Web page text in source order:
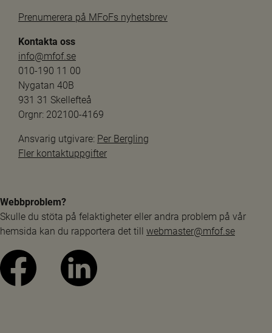
Prenumerera på MFoFs nyhetsbrev
Kontakta oss
info@mfof.se
010-190 11 00
Nygatan 40B
931 31 Skellefteå
Orgnr: 202100-4169
Ansvarig utgivare: Per Bergling
Fler kontaktuppgifter
Webbproblem?
Skulle du stöta på felaktigheter eller andra problem på vår
hemsida kan du rapportera det till webmaster@mfof.se